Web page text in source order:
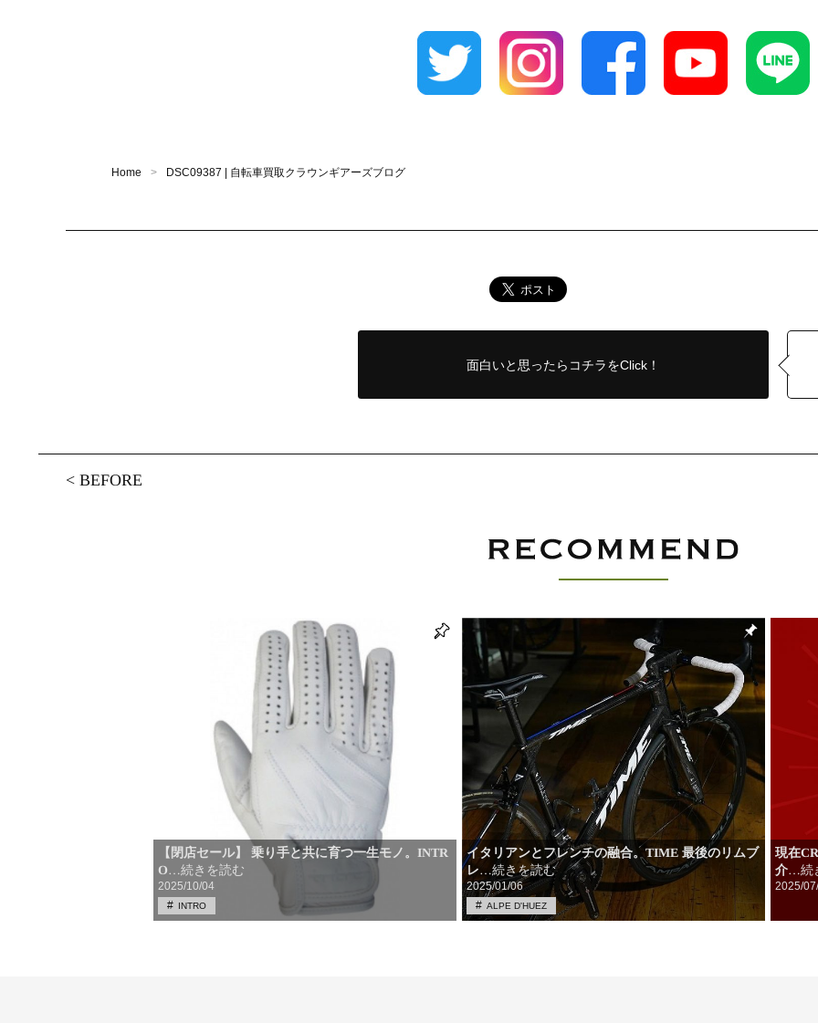
Home DSC09387 | 自転車買取クラウンギアーズブログ
面白いと思ったら コチラをClick！
<BEFORE
【閉店セール】 乗り手と共に育つ一生モノ。INTR
O…続きを読む
2025/10/04
INTRO
イタリアンとフレンチの融合。TIME 最後のリムブ
レ…続きを読む
2025/01/06
ALPE D'HUEZ
現在
介…続
2025/